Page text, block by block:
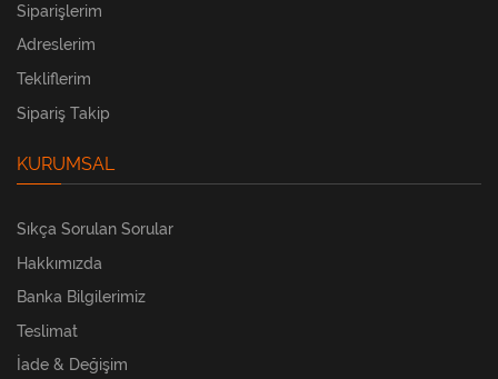
Siparişlerim
Adreslerim
Tekliflerim
Sipariş Takip
KURUMSAL
Sıkça Sorulan Sorular
Hakkımızda
Banka Bilgilerimiz
Teslimat
İade & Değişim